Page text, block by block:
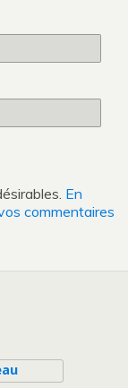
En
commentaires